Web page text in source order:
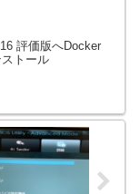
評価版へDocker
トール